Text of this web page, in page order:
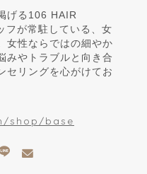
げる106 HAIR
フが常駐している、女
女性ならではの細やか
みやトラブルと向き合
セリングを心がけてお
shop/base